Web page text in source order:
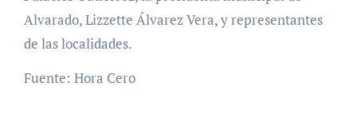
Alvarado, Lizzette Álvarez Vera, y representantes
de las localidades.
Fuente: Hora Cero